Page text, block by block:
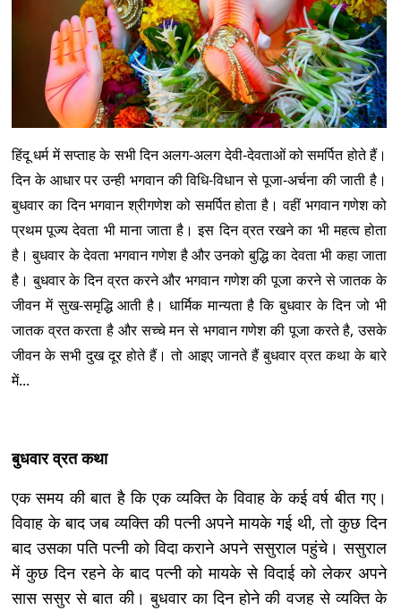
हिंदू धर्म में सप्ताह के सभी दिन अलग-अलग देवी-देवताओं को समर्पित होते हैं।
दिन के आधार पर उन्ही भगवान की विधि-विधान से पूजा-अर्चना की जाती है।
बुधवार का दिन भगवान श्रीगणेश को समर्पित होता है। वहीं भगवान गणेश को
प्रथम पूज्य देवता भी माना जाता है। इस दिन व्रत रखने का भी महत्व होता
है। बुधवार के देवता भगवान गणेश है और उनको बुद्धि का देवता भी कहा जाता
है। बुधवार के दिन व्रत करने और भगवान गणेश की पूजा करने से जातक के
जीवन में सुख-समृद्धि आती है। धार्मिक मान्यता है कि बुधवार के दिन जो भी
जातक व्रत करता है और सच्चे मन से भगवान गणेश की पूजा करते है, उसके
जीवन के सभी दुख दूर होते हैं। तो आइए जानते हैं बुधवार व्रत कथा के बारे
में...
बुधवार व्रत कथा
एक समय की बात है कि एक व्यक्ति के विवाह के कई वर्ष बीत गए।
विवाह के बाद जब व्यक्ति की पत्नी अपने मायके गई थी, तो कुछ दिन
बाद उसका पति पत्नी को विदा कराने अपने ससुराल पहुंचे। ससुराल
में कुछ दिन रहने के बाद पत्नी को मायके से विदाई को लेकर अपने
सास ससुर से बात की। बुधवार का दिन होने की वजह से व्यक्ति के